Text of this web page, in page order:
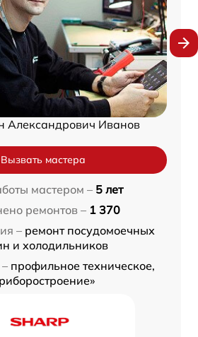
Александрович Иванов
Вызвать мастера
мастером – 5 лет
ремонтов – 1 370
– ремонт посудомоечных
и холодильников
профильное техническое,